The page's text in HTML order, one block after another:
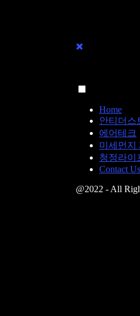
Home
안티더스
에어테크
미세먼지
청정라이
Contact Us
@2022 - All